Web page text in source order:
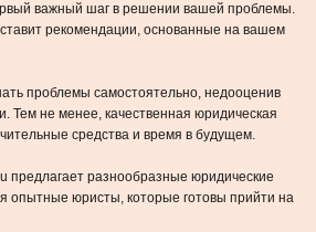
важный шаг в решении вашей проблемы.
рекомендации, основанные на вашем
проблемы самостоятельно, недооценив
Тем не менее, качественная юридическая
средства и время в будущем.
предлагает разнообразные юридические
опытные юристы, которые готовы прийти на